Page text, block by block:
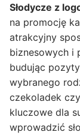
Słodycze z
na promocję
atrakcyjny
biznesowych i
budując
wybranego
czekoladek
kluczowe dla
wprowadzić